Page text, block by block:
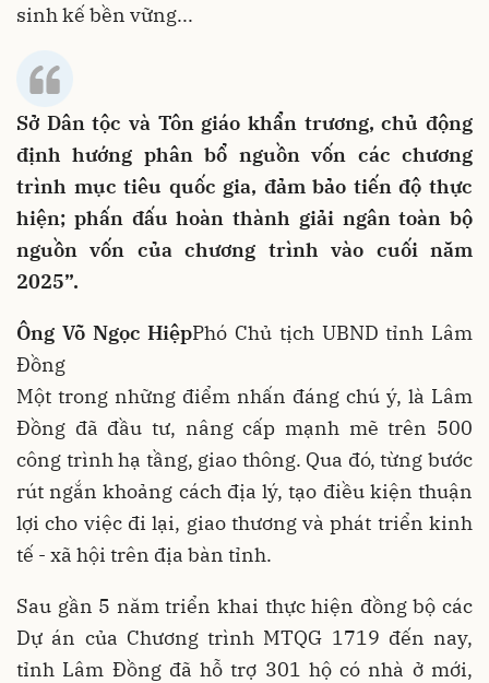
sinh kế bền vững...
Sở Dân tộc và Tôn giáo khẩn trương, chủ động
định hướng phân bổ nguồn vốn các chương
trình mục tiêu quốc gia, đảm bảo tiến độ thực
hiện; phấn đấu hoàn thành giải ngân toàn bộ
nguồn vốn của chương trình vào cuối năm
2025”.
Ông Võ Ngọc HiệpPhó Chủ tịch UBND tỉnh Lâm
Đồng
Một trong những điểm nhấn đáng chú ý, là Lâm
Đồng đã đầu tư, nâng cấp mạnh mẽ trên 500
công trình hạ tầng, giao thông. Qua đó, từng bước
rút ngắn khoảng cách địa lý, tạo điều kiện thuận
lợi cho việc đi lại, giao thương và phát triển kinh
tế - xã hội trên địa bàn tỉnh.
Sau gần 5 năm triển khai thực hiện đồng bộ các
Dự án của Chương trình MTQG 1719 đến nay,
tỉnh Lâm Đồng đã hỗ trợ 301 hộ có nhà ở mới,